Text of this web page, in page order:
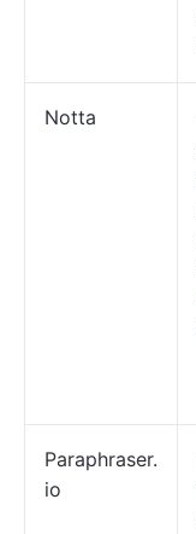
Notta
Paraphraser.
io